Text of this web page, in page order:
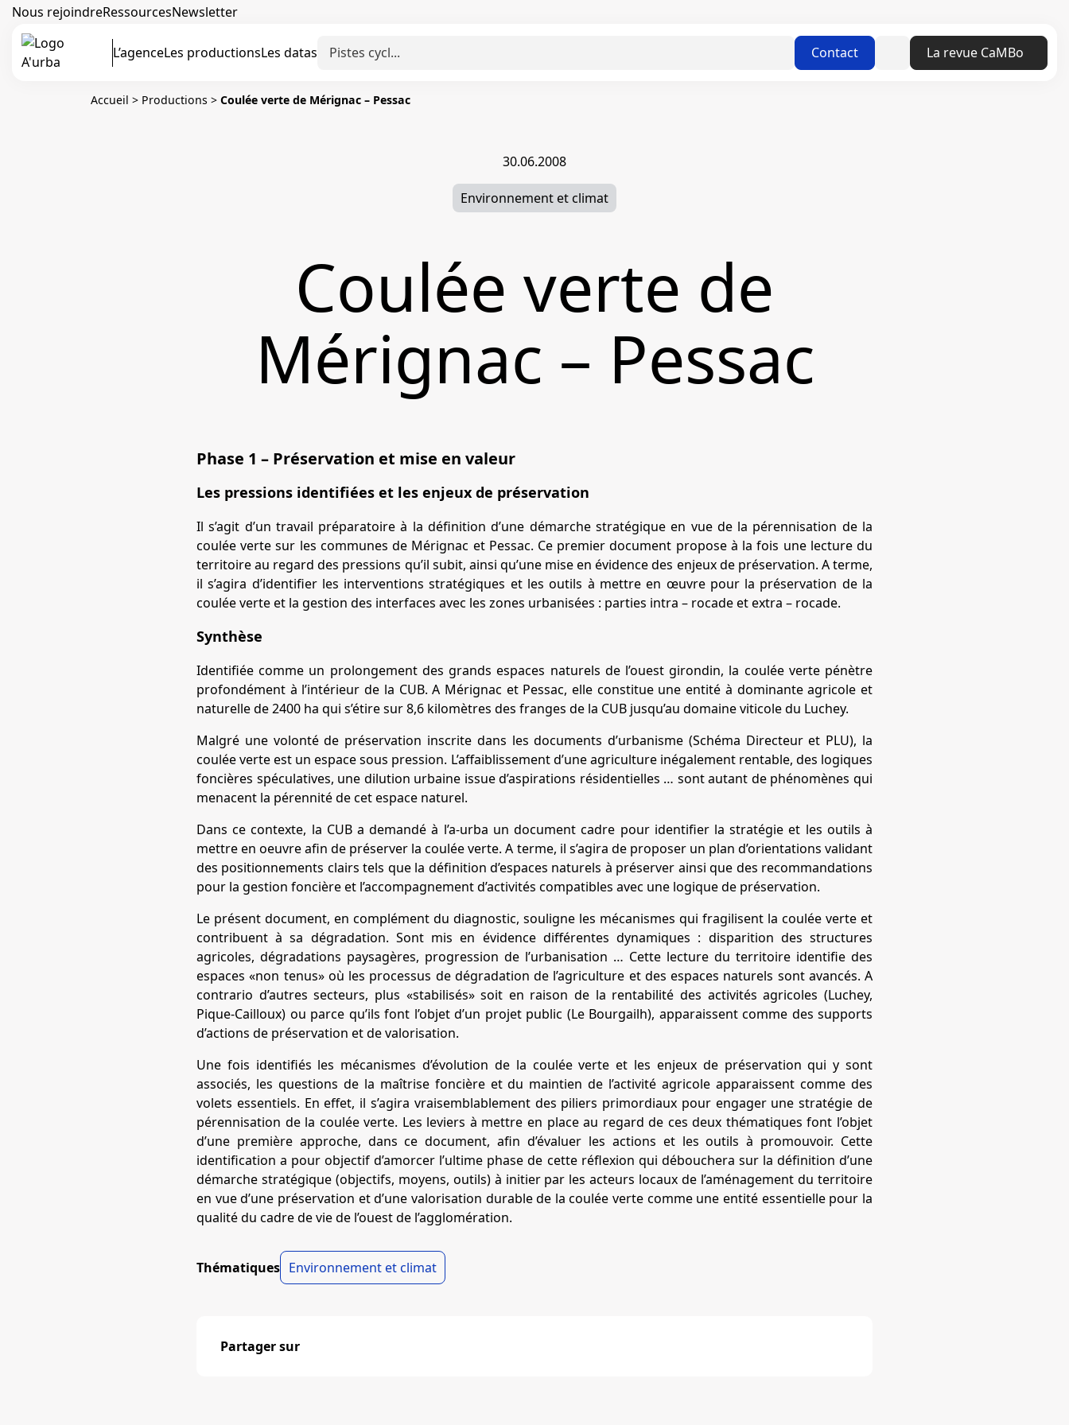
Nous rejoindreRessourcesNewsletter
L’agenceLes productionsLes datas Contact LinkedinLa revue CaMBo
Accueil > Productions > Coulée verte de Mérignac – Pessac
30.06.2008
Environnement et climat
Coulée verte de
Mérignac – Pessac
Phase 1 – Préservation et mise en valeur
Les pressions identifiées et les enjeux de préservation
Il s’agit d’un travail préparatoire à la définition d’une démarche stratégique en vue de la pérennisation de la
coulée verte sur les communes de Mérignac et Pessac. Ce premier document propose à la fois une lecture du
territoire au regard des pressions qu’il subit, ainsi qu’une mise en évidence des enjeux de préservation. A terme,
il s’agira d’identifier les interventions stratégiques et les outils à mettre en œuvre pour la préservation de la
coulée verte et la gestion des interfaces avec les zones urbanisées : parties intra – rocade et extra – rocade.
Synthèse
Identifiée comme un prolongement des grands espaces naturels de l’ouest girondin, la coulée verte pénètre
profondément à l’intérieur de la CUB. A Mérignac et Pessac, elle constitue une entité à dominante agricole et
naturelle de 2400 ha qui s’étire sur 8,6 kilomètres des franges de la CUB jusqu’au domaine viticole du Luchey.
Malgré une volonté de préservation inscrite dans les documents d’urbanisme (Schéma Directeur et PLU), la
coulée verte est un espace sous pression. L’affaiblissement d’une agriculture inégalement rentable, des logiques
foncières spéculatives, une dilution urbaine issue d’aspirations résidentielles … sont autant de phénomènes qui
menacent la pérennité de cet espace naturel.
Dans ce contexte, la CUB a demandé à l’a-urba un document cadre pour identifier la stratégie et les outils à
mettre en oeuvre afin de préserver la coulée verte. A terme, il s’agira de proposer un plan d’orientations validant
des positionnements clairs tels que la définition d’espaces naturels à préserver ainsi que des recommandations
pour la gestion foncière et l’accompagnement d’activités compatibles avec une logique de préservation.
Le présent document, en complément du diagnostic, souligne les mécanismes qui fragilisent la coulée verte et
contribuent à sa dégradation. Sont mis en évidence différentes dynamiques : disparition des structures
agricoles, dégradations paysagères, progression de l’urbanisation … Cette lecture du territoire identifie des
espaces «non tenus» où les processus de dégradation de l’agriculture et des espaces naturels sont avancés. A
contrario d’autres secteurs, plus «stabilisés» soit en raison de la rentabilité des activités agricoles (Luchey,
Pique-Cailloux) ou parce qu’ils font l’objet d’un projet public (Le Bourgailh), apparaissent comme des supports
d’actions de préservation et de valorisation.
Une fois identifiés les mécanismes d’évolution de la coulée verte et les enjeux de préservation qui y sont
associés, les questions de la maîtrise foncière et du maintien de l’activité agricole apparaissent comme des
volets essentiels. En effet, il s’agira vraisemblablement des piliers primordiaux pour engager une stratégie de
pérennisation de la coulée verte. Les leviers à mettre en place au regard de ces deux thématiques font l’objet
d’une première approche, dans ce document, afin d’évaluer les actions et les outils à promouvoir. Cette
identification a pour objectif d’amorcer l’ultime phase de cette réflexion qui débouchera sur la définition d’une
démarche stratégique (objectifs, moyens, outils) à initier par les acteurs locaux de l’aménagement du territoire
en vue d’une préservation et d’une valorisation durable de la coulée verte comme une entité essentielle pour la
qualité du cadre de vie de l’ouest de l’agglomération.
Thématiques Environnement et climat
Partager sur